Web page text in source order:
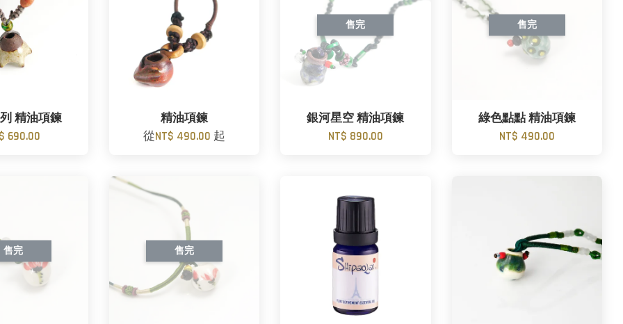
精油項鍊
690.00
精油項鍊
從NT$ 490.00 起
售完
銀河星空 精油項鍊
NT$ 890.00
售完
綠色點點 精油項鍊
NT$ 490.00
售完 售完